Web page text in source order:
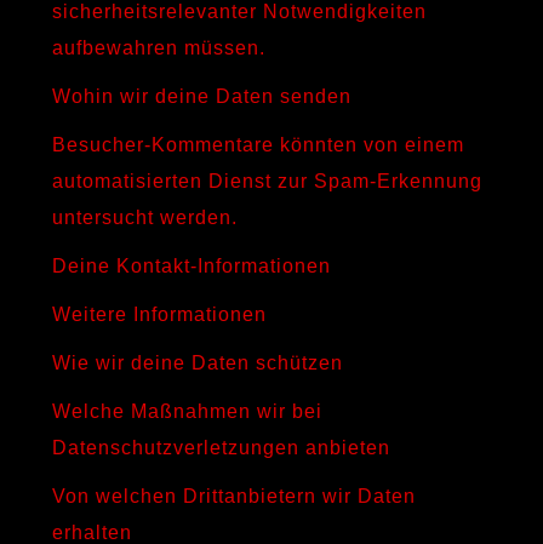
sicherheitsrelevanter Notwendigkeiten
aufbewahren müssen.
Wohin wir deine Daten senden
Besucher-Kommentare könnten von einem
automatisierten Dienst zur Spam-Erkennung
untersucht werden.
Deine Kontakt-Informationen
Weitere Informationen
Wie wir deine Daten schützen
Welche Maßnahmen wir bei
Datenschutzverletzungen anbieten
Von welchen Drittanbietern wir Daten
erhalten